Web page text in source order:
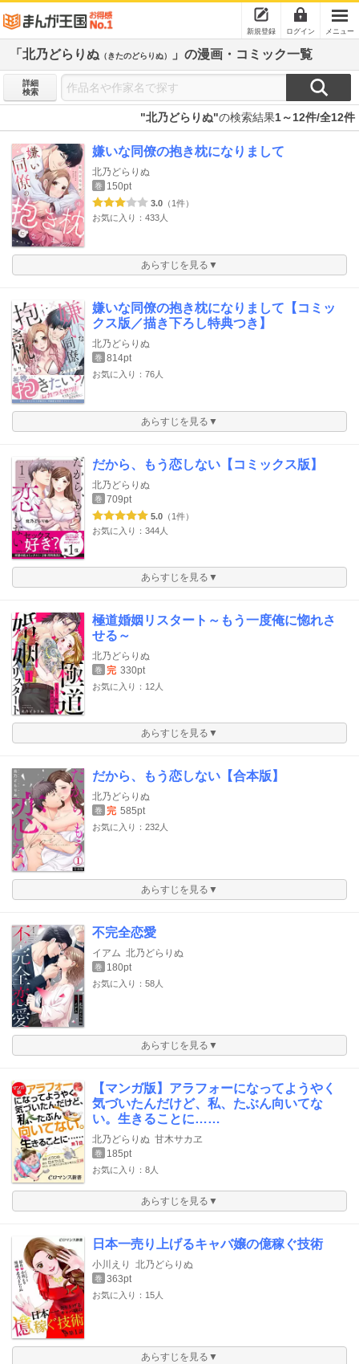
新規登録 ログイン メニュー
「北乃どらりぬ （きたのどらりぬ） 」の漫画・コミック一覧
詳細
検索
"北乃どらりぬ"の検索結果1～12件/全12件
嫌いな同僚の抱き枕になりまして
北乃どらりぬ
巻 150pt
3.0 （1件）
お気に入り：433人
あらすじを見る▼
嫌いな同僚の抱き枕になりまして【コミッ
クス版／描き下ろし特典つき】
北乃どらりぬ
巻 814pt
お気に入り：76人
あらすじを見る▼
だから、もう恋しない【コミックス版】
北乃どらりぬ
巻 709pt
5.0 （1件）
お気に入り：344人
あらすじを見る▼
極道婚姻リスタート～もう一度俺に惚れさ
せる～
北乃どらりぬ
巻 完 330pt
お気に入り：12人
あらすじを見る▼
だから、もう恋しない【合本版】
北乃どらりぬ
巻 完 585pt
お気に入り：232人
あらすじを見る▼
不完全恋愛
イアム 北乃どらりぬ
巻 180pt
お気に入り：58人
あらすじを見る▼
【マンガ版】アラフォーになってようやく
気づいたんだけど、私、たぶん向いてな
い。生きることに……
北乃どらりぬ 甘木サカヱ
巻 185pt
お気に入り：8人
あらすじを見る▼
日本一売り上げるキャバ嬢の億稼ぐ技術
小川えり 北乃どらりぬ
巻 363pt
お気に入り：15人
あらすじを見る▼